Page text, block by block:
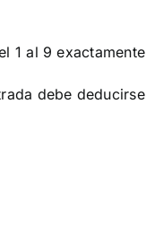
1 al 9
debe